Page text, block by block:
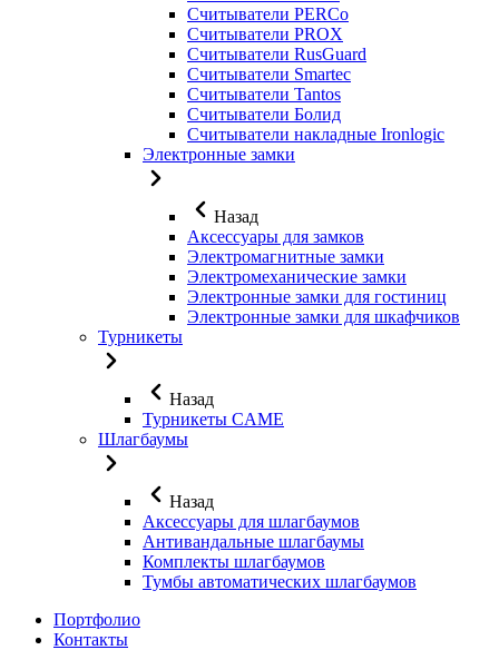
Считыватели PERCo
Считыватели PROX
Считыватели RusGuard
Считыватели Smartec
Считыватели Tantos
Считыватели Болид
Считыватели накладные Ironlogic
Электронные замки
Назад
Аксессуары для замков
Электромагнитные замки
Электромеханические замки
Электронные замки для гостиниц
Электронные замки для шкафчиков
Турникеты
Назад
Турникеты CAME
Шлагбаумы
Назад
Аксессуары для шлагбаумов
Антивандальные шлагбаумы
Комплекты шлагбаумов
Тумбы автоматических шлагбаумов
Портфолио
Контакты